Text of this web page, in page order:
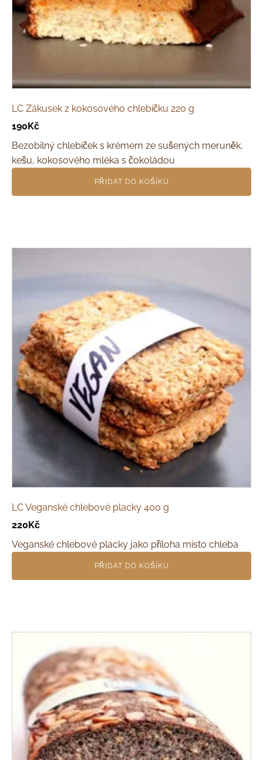
LC Zákusek z kokosového chlebíčku 220 g
190Kč
Bezobilný chlebíček s krémem ze sušených meruněk,
kešu, kokosového mléka s čokoládou
PŘIDAT DO KOŠÍKU
LC Veganské chlebové placky 400 g
220Kč
Veganské chlebové placky jako příloha místo chleba
PŘIDAT DO KOŠÍKU